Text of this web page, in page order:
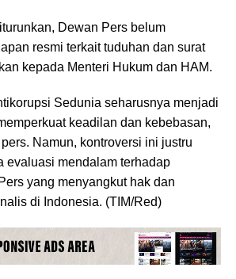
Dewan Pers belum
resmi terkait tuduhan dan surat
kepada Menteri Hukum dan HAM.
Sedunia seharusnya menjadi
keadilan dan kebebasan,
Namun, kontroversi ini justru
evaluasi mendalam terhadap
yang menyangkut hak dan
di Indonesia. (TIM/Red)